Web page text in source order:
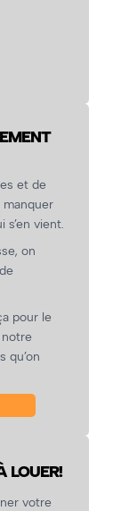
et de
vient.
on
pour le
qu’on
LOUER!
votre